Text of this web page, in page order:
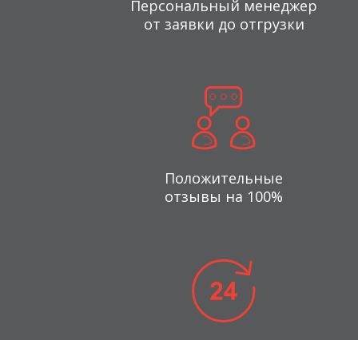
Персональный менеджер
от заявки до отгрузки
Положительные
отзывы на 100%